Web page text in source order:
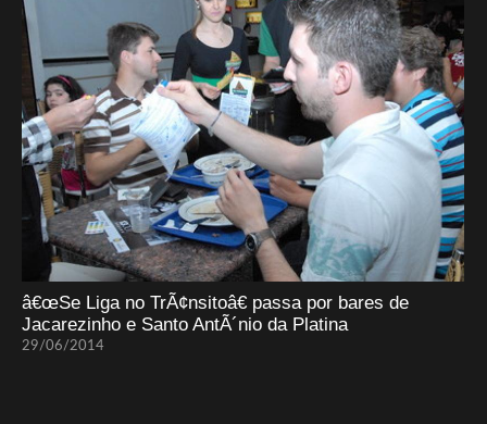
â€œSe Liga no TrÃ¢nsitoâ€ passa por bares de
Jacarezinho e Santo AntÃ´nio da Platina
29/06/2014